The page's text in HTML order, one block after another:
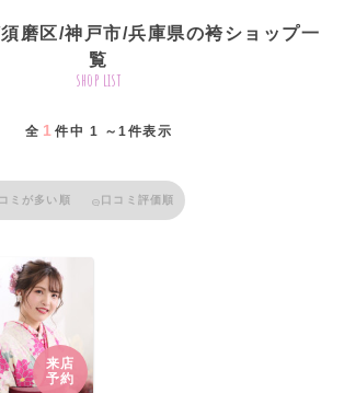
磨区/神戸市/兵庫県の袴ショップ一
覧
shop list
全 1 件中 1 ～1件表示
ミが多い順 口コミ評価順
来店
予約